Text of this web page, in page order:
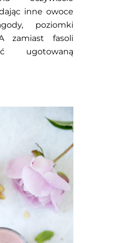
inne owoce
poziomki
zamiast fasoli
ugotowaną